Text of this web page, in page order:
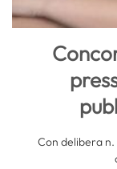
Con delibera n.